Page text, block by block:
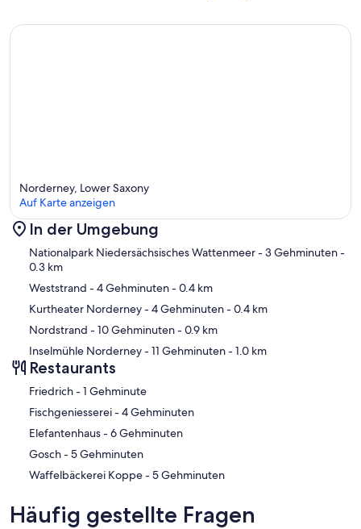
Karte
Norderney, Lower Saxony
Auf Karte anzeigen
In der Umgebung
Nationalpark Niedersächsisches Wattenmeer- 3 Gehminuten-
0.3 km
Weststrand - 4 Gehminuten- 0.4 km
Kurtheater Norderney- 4 Gehminuten- 0.4 km
Nordstrand - 10 Gehminuten- 0.9 km
Inselmühle Norderney- 11 Gehminuten- 1.0 km
Restaurants
‪Friedrich - ‬1 Gehminute
‪Fischgeniesserei - ‬4 Gehminuten
‪Elefantenhaus - ‬6 Gehminuten
‪Gosch - ‬5 Gehminuten
‪Waffelbäckerei Koppe - ‬5 Gehminuten
Häufig gestellte Fragen